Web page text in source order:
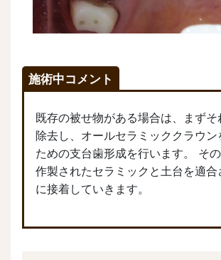
施術中コメント
既存の被せ物がある場合は、まずそ
除去し、オールセラミッククラウン
ための支台歯形成を行います。 そ
作製されたセラミックと土台を適合
に接着していきます。